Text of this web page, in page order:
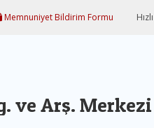
Memnuniyet Bildirim Formu
ve Arş. Merkezi